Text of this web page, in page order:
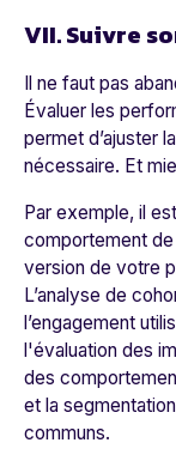
VII. Suivre
Il ne faut pas
Évaluer les
permet d’ajuster
nécessaire. Et
Par exemple, il
comportement
version de votre
L’analyse de
l’engagement
l'évaluation des
des
et la
communs.